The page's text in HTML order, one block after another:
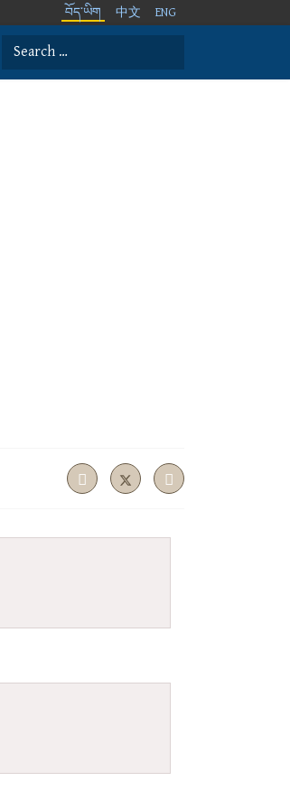
བོད་ཡིག 中文 ENG
Search
Type 2 or more characters for results.